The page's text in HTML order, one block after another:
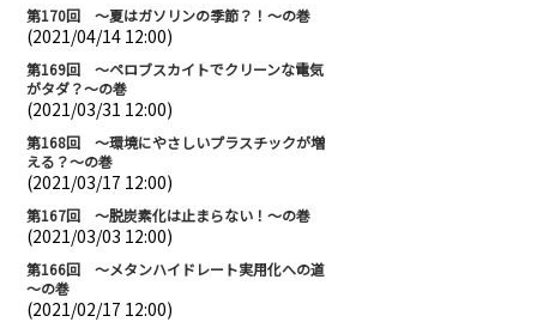
第170回 ～夏はガソリンの季節？！～の巻
(2021/04/14 12:00)
第169回 ～ペロブスカイトでクリーンな電気
がタダ？～の巻
(2021/03/31 12:00)
第168回 ～環境にやさしいプラスチックが増
える？～の巻
(2021/03/17 12:00)
第167回 ～脱炭素化は止まらない！～の巻
(2021/03/03 12:00)
第166回 ～メタンハイドレート実用化への道
～の巻
(2021/02/17 12:00)